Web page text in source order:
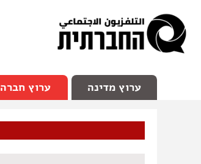
ערוץ מדינה ערוץ חברה